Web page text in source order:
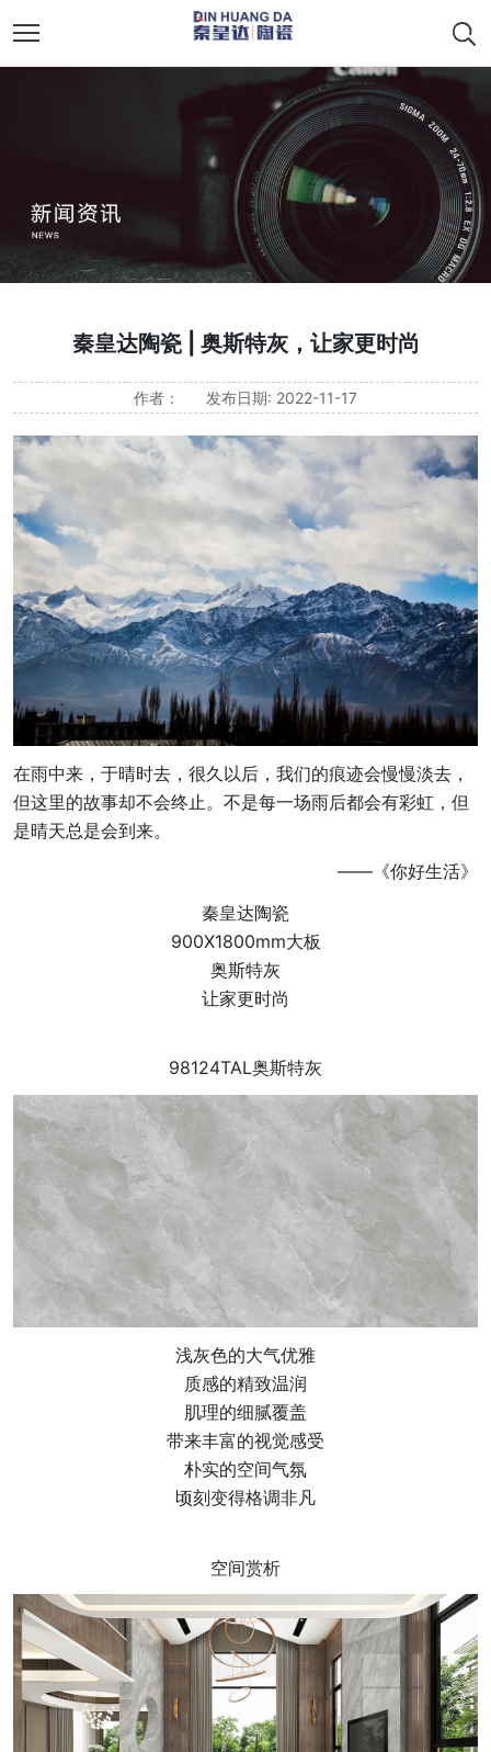
秦皇达陶瓷 | 奥斯特灰，让家更时尚
作者： 发布日期: 2022-11-17
在雨中来，于晴时去，很久以后，我们的痕迹会慢慢淡去，
但这里的故事却不会终止。不是每一场雨后都会有彩虹，但
是晴天总是会到来。
——《你好生活》
秦皇达陶瓷
900X1800mm大板
奥斯特灰
让家更时尚
98124TAL奥斯特灰
浅灰色的大气优雅
质感的精致温润
肌理的细腻覆盖
带来丰富的视觉感受
朴实的空间气氛
顷刻变得格调非凡
空间赏析